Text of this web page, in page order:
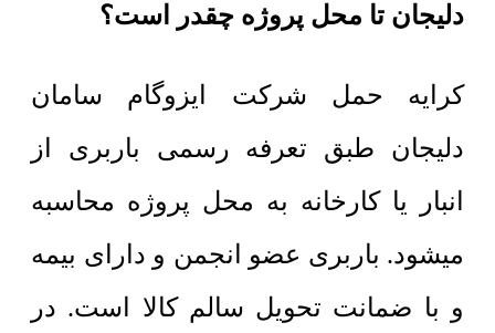
دلیجان تا محل پروژه چقدر است؟
کرایه حمل شرکت ایزوگام سامان
دلیجان طبق تعرفه رسمی باربری از
انبار یا کارخانه به محل پروژه محاسبه
میشود. باربری عضو انجمن و دارای بیمه
و با ضمانت تحویل سالم کالا است. در